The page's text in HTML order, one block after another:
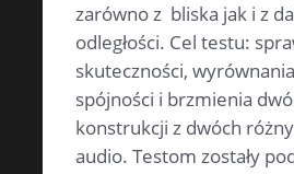
zarówno z bliska jak i z
odległości. Cel testu:
skuteczności,
spójności i brzmienia
konstrukcji z dwóch
audio. Testom zostały